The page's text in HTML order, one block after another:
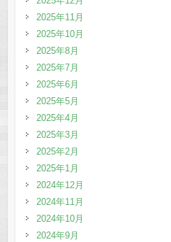
2025年11月
2025年10月
2025年8月
2025年7月
2025年6月
2025年5月
2025年4月
2025年3月
2025年2月
2025年1月
2024年12月
2024年11月
2024年10月
2024年9月